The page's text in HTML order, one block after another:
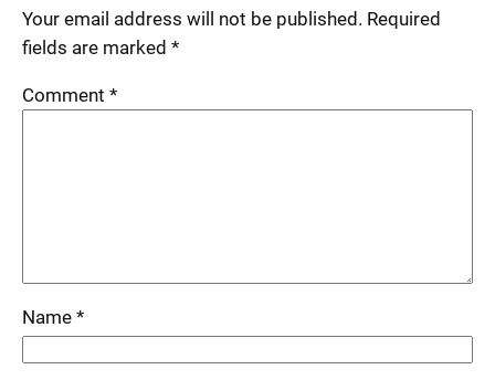
Your email address will not be published. Required
fields are marked *
Comment *
Name *